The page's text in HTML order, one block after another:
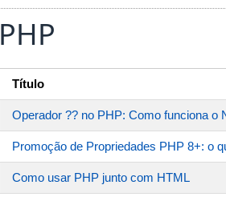
PHP
Título
Operador ?? no PHP: Como funciona o
Promoção de Propriedades PHP 8+: o
Como usar PHP junto com HTML